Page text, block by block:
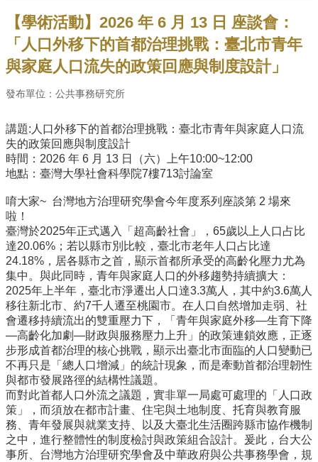
站
導
覽
English
公
所
簡
介
公
事
所
成
員
學
生
事
務
論
文
口
試
專
區
招
生
【學術活動】2026 年 6 月 13 日 座談會：
「人口外移下的首都治理挑戰：臺北市青年
與家庭人口流失的政策回應與制度設計」
發布單位：公共事務研究所
講題:人口外移下的首都治理挑戰： 臺北市青年與家庭人口流
失的政策回應與制度設計
時間：2026 年 6 月 13 日（六）上午10:00~12:00
地點：臺灣大學社會科學院7樓713討論室
唷大家~ 台灣地方治理研究學會今年度系列座談第 2 場來
啦！
臺灣於2025年正式邁入「超高齡社會」， 65歲以上人口占比
達20.06%；若以縣市別比較， 臺北市老年人口占比達
24.18%，居各縣市之首， 顯示首都所承受的高齡化壓力尤為
集中。與此同時， 青年與家庭人口的外移趨勢持續擴大：
2025年上半年， 臺北市淨遷出人口達3.3萬人，其中約3.6萬人
移往新北市、 約7千人遷至桃園市。在人口自然增加走弱、 社
會遷移持續流出的雙重壓力下，「青年與家庭外移—生育下降
—高齡化加劇—財政與服務壓力上升」的政策連鎖效應， 正逐
步形成首都治理的核心挑戰， 顯示出臺北市面臨的人口變動已
不再只是「總人口增減」 的統計現象，而是牽動首都治理韌性
與都市發展路徑的結構性議題。
而對此首都人口外流之議題，實非單一局處可處理的「人口政
策」， 而須放在都市計畫、住宅與土地制度、托育與教育服
務、 青年發展與就業支持、以及大臺北生活圈跨縣市協作機制
之中， 進行整體性的制度檢討與政策組合設計。爰此，台大公
事所、 台灣地方治理研究學會及中華政府與公共事務學會，規